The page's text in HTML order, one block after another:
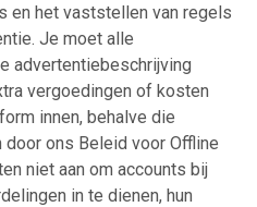
en het vaststellen van regels
Je moet alle
advertentiebeschrijving
vergoedingen of kosten
innen, behalve die
ons Beleid voor Offline
niet aan om accounts bij
in te dienen, hun